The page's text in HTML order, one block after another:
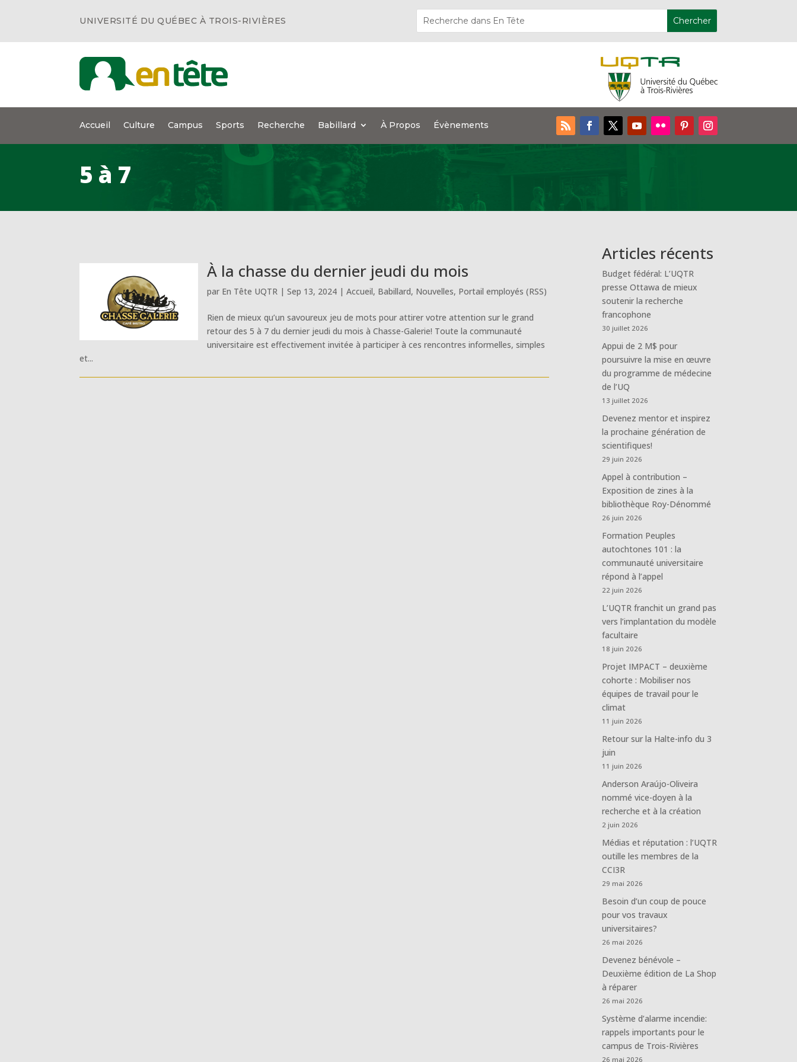
UNIVERSITÉ DU QUÉBEC À TROIS-RIVIÈRES
Accueil Culture Campus Sports Recherche Babillard À Propos Évènements
5 à 7
À la chasse du dernier jeudi du mois
par En Tête UQTR |Sep 13, 2024 |Accueil, Babillard, Nouvelles, Portail employés (RSS)
Rien de mieux qu’un savoureux jeu de mots pour attirer votre attention sur le grand
retour des 5 à 7 du dernier jeudi du mois à Chasse-Galerie! Toute la communauté
universitaire est effectivement invitée à participer à ces rencontres informelles, simples
et...
Articles récents
Budget fédéral: L’UQTR
presse Ottawa de mieux
soutenir la recherche
francophone
30 juillet 2026
Appui de 2 M$ pour
poursuivre la mise en œuvre
du programme de médecine
de l’UQ
13 juillet 2026
Devenez mentor et inspirez
la prochaine génération de
scientifiques!
29 juin 2026
Appel à contribution –
Exposition de zines à la
bibliothèque Roy-Dénommé
26 juin 2026
Formation Peuples
autochtones 101 : la
communauté universitaire
répond à l’appel
22 juin 2026
L’UQTR franchit un grand pas
vers l’implantation du modèle
facultaire
18 juin 2026
Projet IMPACT – deuxième
cohorte : Mobiliser nos
équipes de travail pour le
climat
11 juin 2026
Retour sur la Halte-info du 3
juin
11 juin 2026
Anderson Araújo-Oliveira
nommé vice-doyen à la
recherche et à la création
2 juin 2026
Médias et réputation : l’UQTR
outille les membres de la
CCI3R
29 mai 2026
Besoin d’un coup de pouce
pour vos travaux
universitaires?
26 mai 2026
Devenez bénévole –
Deuxième édition de La Shop
à réparer
26 mai 2026
Système d’alarme incendie:
rappels importants pour le
campus de Trois-Rivières
26 mai 2026